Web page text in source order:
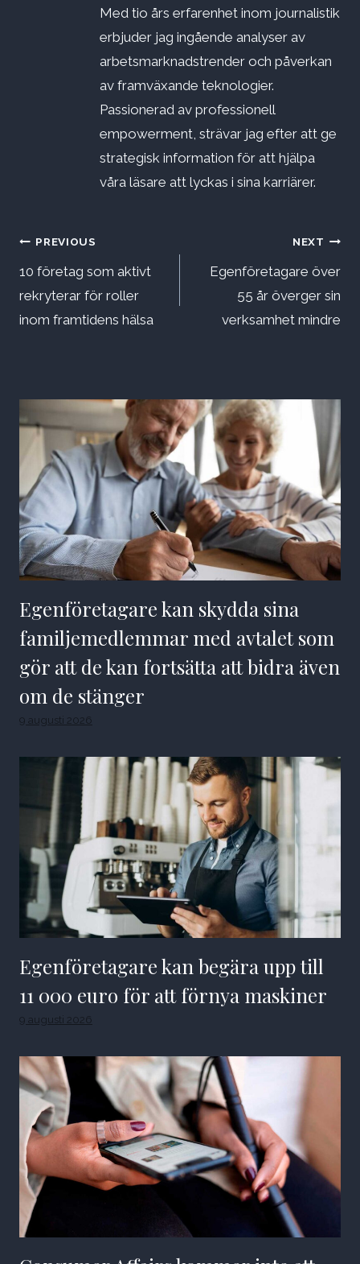
Med tio års erfarenhet inom journalistik
erbjuder jag ingående analyser av
arbetsmarknadstrender och påverkan
av framväxande teknologier.
Passionerad av professionell
empowerment, strävar jag efter att ge
strategisk information för att hjälpa
våra läsare att lyckas i sina karriärer.
Inläggsnavigering
PREVIOUS
10 företag som aktivt
rekryterar för roller
inom framtidens hälsa
NEXT
Egenföretagare över
55 år överger sin
verksamhet mindre
Egenföretagare kan skydda sina
familjemedlemmar med avtalet som
gör att de kan fortsätta att bidra även
om de stänger
9 augusti 2026
Egenföretagare kan begära upp till
11 000 euro för att förnya maskiner
9 augusti 2026